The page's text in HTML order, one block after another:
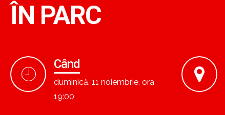
ÎN PARC
Când
duminică, 11 noiembrie, ora
19:00